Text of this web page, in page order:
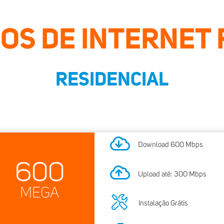
DE INTERNET
RESIDENCIAL
600
MEGA
Download600 Mbps
Upload até:300 Mbps
Instalação Grátis